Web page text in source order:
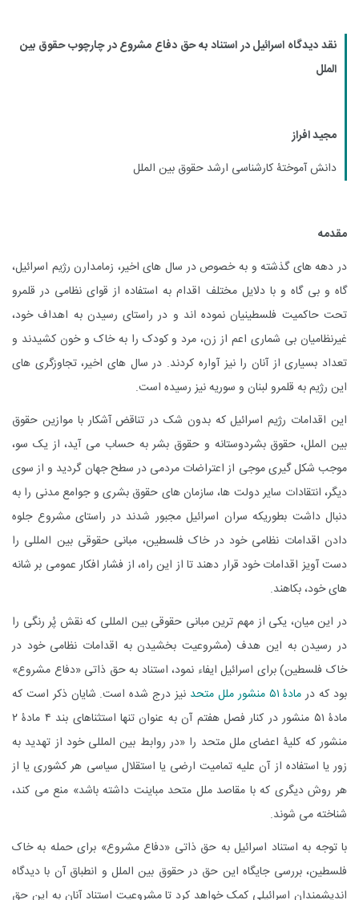
نقد دیدگاه اسرائیل در استناد به حق دفاع مشروع در چارچوب حقوق بین
الملل
مجید افراز
دانش آموختۀ کارشناسی ارشد حقوق بین الملل
مقدمه
در دهه های گذشته و به خصوص در سال های اخیر، زمامدارن رژیم اسرائیل،
گاه و بی گاه و با دلایل مختلف اقدام به استفاده از قوای نظامی در قلمرو
تحت حاکمیت فلسطینیان نموده اند و در راستای رسیدن به اهداف خود،
غیرنظامیان بی شماری اعم از زن، مرد و کودک را به خاک و خون کشیدند و
تعداد بسیاری از آنان را نیز آواره کردند. در سال های اخیر، تجاوزگری های
این رژیم به قلمرو لبنان و سوریه نیز رسیده است.
این اقدامات رژیم اسرائیل که بدون شک در تناقض آشکار با موازین حقوق
بین الملل، حقوق بشردوستانه و حقوق بشر به حساب می آید، از یک سو،
موجب شکل گیری موجی از اعتراضات مردمی در سطح جهان گردید و از سوی
دیگر، انتقادات سایر دولت ها، سازمان های حقوق بشری و جوامع مدنی را به
دنبال داشت بطوریکه سران اسرائیل مجبور شدند در راستای مشروع جلوه
دادن اقدامات نظامی خود در خاک فلسطین، مبانی حقوقی بین المللی را
دست آویز اقدامات خود قرار دهند تا از این راه، از فشار افکار عمومی بر شانه
های خود، بکاهند.
در این میان، یکی از مهم ترین مبانی حقوقی بین المللی که نقش پُر رنگی را
در رسیدن به این هدف (مشروعیت بخشیدن به اقدامات نظامی خود در
خاک فلسطین) برای اسرائیل ایفاء نمود، استناد به حق ذاتی «دفاع مشروع»
بود که درمادۀ ۵۱ منشور ملل متحد
نیز درج شده است. شایان ذکر است که
مادۀ ۵۱ منشور در کنار فصل هفتم آن به عنوان تنها استثناهای بند ۴ مادۀ ۲
منشور که کلیۀ اعضای ملل متحد را «در روابط بین المللی خود از تهدید به
زور یا استفاده از آن علیه تمامیت ارضی یا استقلال سیاسی هر کشوری یا از
هر روش دیگری که با مقاصد ملل متحد مباینت داشته باشد» منع می کند،
شناخته می شوند.
با توجه به استناد اسرائیل به حق ذاتی «دفاع مشروع» برای حمله به خاک
فلسطین، بررسی جایگاه این حق در حقوق بین الملل و انطباق آن با دیدگاه
اندیشمندان اسرائیلی کمک خواهد کرد تا مشروعیت استناد آنان به این حق